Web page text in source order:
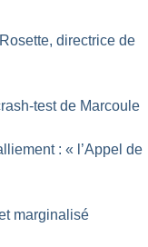
directrice de
test de Marcoule
: « l’Appel de
marginalisé